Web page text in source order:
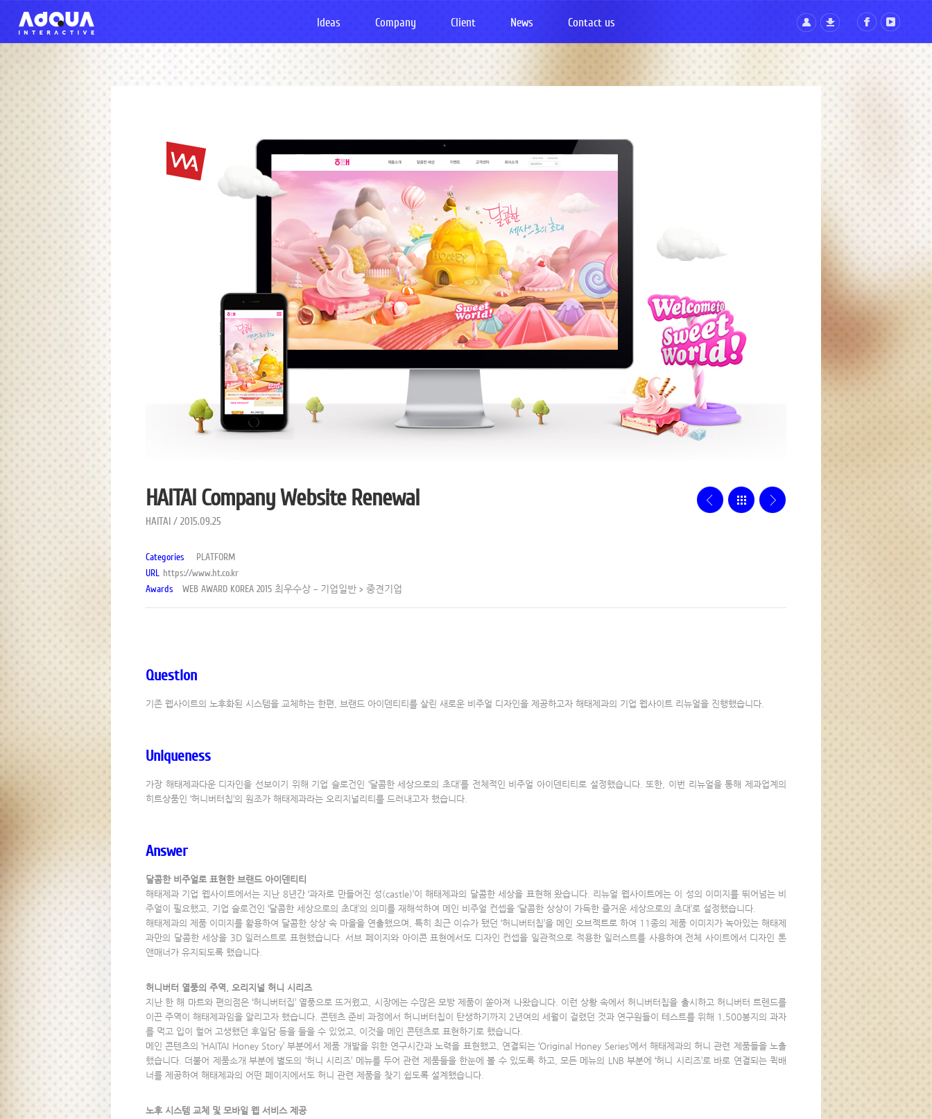
Ideas Company Client News Contact us
HAITAI Company Website Renewal
HAITAI / 2015.09.25
Categories
PLATFORM
URL https://www.ht.co.kr
Awards
WEB AWARD KOREA 2015 최우수상 – 기업일반 > 중견기업
Question
기존 웹사이트의 노후화된 시스템을 교체하는 한편, 브랜드 아이덴티티를 살린 새로운 비주얼 디자인을 제공하고자 해태제과의 기업 웹사이트 리뉴얼을 진행했습니다.
Uniqueness
가장 해태제과다운 디자인을 선보이기 위해 기업 슬로건인 ‘달콤한 세상으로의 초대’를 전체적인 비주얼 아이덴티티로 설정했습니다. 또한, 이번 리뉴얼을 통해 제과업계의
히트상품인 ‘허니버터칩’의 원조가 해태제과라는 오리지널리티를 드러내고자 했습니다.
Answer
달콤한 비주얼로 표현한 브랜드 아이덴티티
해태제과 기업 웹사이트에서는 지난 8년간 ‘과자로 만들어진 성(castle)’이 해태제과의 달콤한 세상을 표현해 왔습니다. 리뉴얼 웹사이트에는 이 성의 이미지를 뛰어넘는 비
주얼이 필요했고, 기업 슬로건인 ‘달콤한 세상으로의 초대’의 의미를 재해석하여 메인 비주얼 컨셉을 ‘달콤한 상상이 가득한 즐거운 세상으로의 초대’로 설정했습니다.
해태제과의 제품 이미지를 활용하여 달콤한 상상 속 마을을 연출했으며, 특히 최근 이슈가 됐던 ‘허니버터칩’을 메인 오브젝트로 하여 11종의 제품 이미지가 녹아있는 해태제
과만의 달콤한 세상을 3D 일러스트로 표현했습니다. 서브 페이지와 아이콘 표현에서도 디자인 컨셉을 일관적으로 적용한 일러스트를 사용하여 전체 사이트에서 디자인 톤
앤매너가 유지되도록 했습니다.
허니버터 열풍의 주역, 오리지널 허니 시리즈
지난 한 해 마트와 편의점은 ‘허니버터집’ 열풍으로 뜨거웠고, 시장에는 수많은 모방 제품이 쏟아져 나왔습니다. 이런 상황 속에서 허니버터칩을 출시하고 허니버터 트렌드를
이끈 주역이 해태제과임을 알리고자 했습니다. 콘텐츠 준비 과정에서 허니버터칩이 탄생하기까지 2년여의 세월이 걸렸던 것과 연구원들이 테스트를 위해 1,500봉지의 과자
를 먹고 입이 헐어 고생했던 후일담 등을 들을 수 있었고, 이것을 메인 콘텐츠로 표현하기로 했습니다.
메인 콘텐츠의 ‘HAITAI Honey Story’ 부분에서 제품 개발을 위한 연구시간과 노력을 표현했고, 연결되는 ‘Original Honey Series’에서 해태제과의 허니 관련 제품들을 노출
했습니다. 더불어 제품소개 부분에 별도의 ‘허니 시리즈’ 메뉴를 두어 관련 제품들을 한눈에 볼 수 있도록 하고, 모든 메뉴의 LNB 부분에 ‘허니 시리즈’로 바로 연결되는 퀵배
너를 제공하여 해태제과의 어떤 페이지에서도 허니 관련 제품을 찾기 쉽도록 설계했습니다.
노후 시스템 교체 및 모바일 웹 서비스 제공